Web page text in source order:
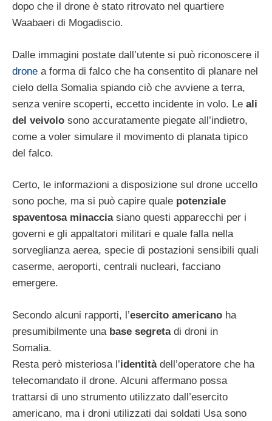
dopo che il drone è stato ritrovato nel quartiere
Waabaeri di Mogadiscio.
Dalle immagini postate dall’utente si può riconoscere il
drone a forma di falco che ha consentito di planare nel
cielo della Somalia spiando ciò che avviene a terra,
senza venire scoperti, eccetto incidente in volo. Le ali
del veivolo sono accuratamente piegate all’indietro,
come a voler simulare il movimento di planata tipico
del falco.
Certo, le informazioni a disposizione sul drone uccello
sono poche, ma si può capire quale potenziale
spaventosa minacciasiano questi apparecchi per i
governi e gli appaltatori militari e quale falla nella
sorveglianza aerea, specie di postazioni sensibili quali
caserme, aeroporti, centrali nucleari, facciano
emergere.
Secondo alcuni rapporti, l’esercito americano ha
presumibilmente una base segretadi droni in
Somalia.
Resta però misteriosa l’identitàdell’operatore che ha
telecomandato il drone. Alcuni affermano possa
trattarsi di uno strumento utilizzato dall’esercito
americano, ma i droni utilizzati dai soldati Usa sono